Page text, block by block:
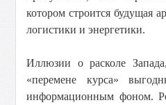
котором строится будущая
логистики и энергетики.
Иллюзии о расколе
«перемене курса»
информационным фоном.